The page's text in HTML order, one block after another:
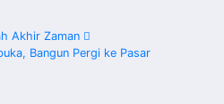
Akhir Zaman
Bangun Pergi ke Pasar